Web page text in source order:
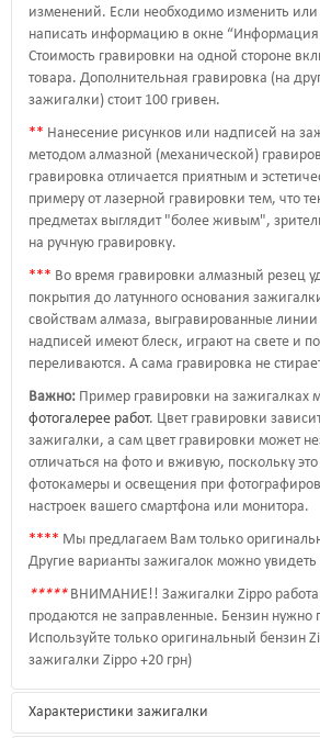
изменений. Если необходимо изменить или
написать информацию в окне “Информация
Стоимость гравировки на одной стороне
товара. Дополнительная гравировка (на
зажигалки) стоит 100 гривен.
** Нанесение рисунков или надписей на
методом алмазной (механической)
гравировка отличается приятным и
примеру от лазерной гравировки тем, что
предметах выглядит "более живым",
на ручную гравировку.
*** Во время гравировки алмазный резец
покрытия до латунного основания
свойствам алмаза, выгравированные
надписей имеют блеск, играют на свете и
переливаются. А сама гравировка не
Важно: Пример гравировки на зажигалках
фотогалерее работ. Цвет гравировки
зажигалки, а сам цвет гравировки может
отличаться на фото и вживую, поскольку это
фотокамеры и освещения при
настроек вашего смартфона или монитора.
**** Мы предлагаем Вам только
Другие варианты зажигалок можно увидеть
***** ВНИМАНИЕ!! Зажигалки Zippo
продаются не заправленные. Бензин нужно
Используйте только оригинальный бензин
зажигалки Zippo +20 грн)
Характеристики зажигалки